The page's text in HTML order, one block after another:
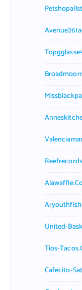
United-
Tios-
Cafecito-